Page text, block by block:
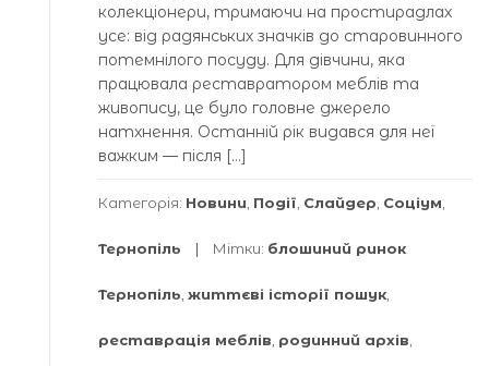
колекціонери, тримаючи на простирадлах
усе: від радянських значків до старовинного
потемнілого посуду. Для дівчини, яка
працювала реставратором меблів та
живопису, це було головне джерело
натхнення. Останній рік видався для неї
важким — після […]
Категорія: Новини, Події, Слайдер, Соціум,
Тернопіль Мітки: блошиний ринок
Тернопіль, життєві історії пошук,
реставрація меблів, родинний архів,